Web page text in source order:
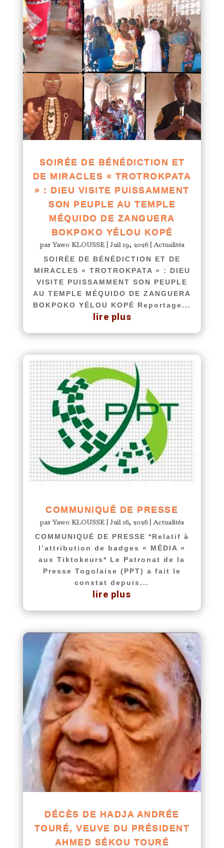
SOIRÉE DE BÉNÉDICTION ET
DE MIRACLES « TROTROKPATA
» : DIEU VISITE PUISSAMMENT
SON PEUPLE AU TEMPLE
MÉQUIDO DE ZANGUERA
BOKPOKO YÉLOU KOPÉ
parYawo KLOUSSE| Juil 19, 2026|Actualités
SOIRÉE DE BÉNÉDICTION ET DE
MIRACLES « TROTROKPATA » : DIEU
VISITE PUISSAMMENT SON PEUPLE
AU TEMPLE MÉQUIDO DE ZANGUERA
BOKPOKO YÉLOU KOPÉ Reportage...
lire plus
COMMUNIQUÉ DE PRESSE
parYawo KLOUSSE |Juil 16, 2026|Actualités
COMMUNIQUÉ DE PRESSE *Relatif à
l’attribution de badges « MÉDIA »
aux Tiktokeurs* Le Patronat de la
Presse Togolaise (PPT) a fait le
constat depuis...
lire plus
DÉCÈS DE HADJA ANDRÉE
TOURÉ, VEUVE DU PRÉSIDENT
AHMED SÉKOU TOURÉ